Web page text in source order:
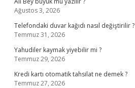
Ağustos 3, 2026
Telefondaki duvar kağıdı nasıl değiştirilir ?
Temmuz 31, 2026
Yahudiler kaymak yiyebilir mi ?
Temmuz 29, 2026
Kredi kartı otomatik tahsilat ne demek ?
Temmuz 27, 2026